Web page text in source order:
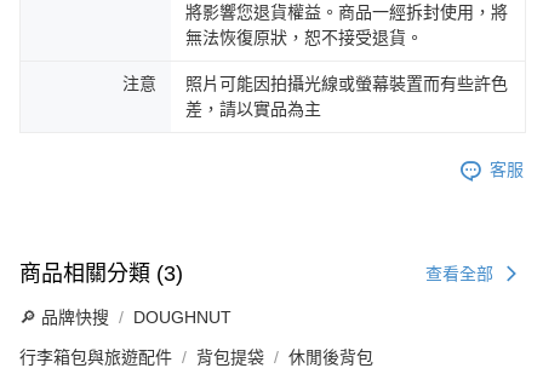
將影響您退貨權益。商品一經拆封使用，將
無法恢復原狀，恕不接受退貨。
注意
照片可能因拍攝光線或螢幕裝置而有些許色
差，請以實品為主
客服
商品相關分類 (3) 查看全部
🔎 品牌快搜 DOUGHNUT
行李箱包與旅遊配件 背包提袋 休閒後背包